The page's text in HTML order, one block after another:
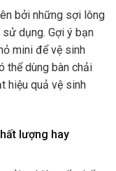
bởi những sợi lông
dụng. Gợi ý bạn
mini để vệ sinh
thể dùng bàn chải
hiệu quả vệ sinh
lượng hay